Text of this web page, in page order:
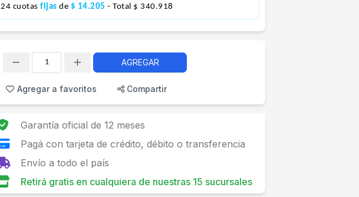
24 cuotas fijas de $ 14.205 - Total $ 340.918
AGREGAR
Agregar a favoritos Compartir
Garantía oficial de 12 meses
Pagá con tarjeta de crédito, débito o transferencia
Envío a todo el país
Retirá gratis en cualquiera de nuestras 15 sucursales